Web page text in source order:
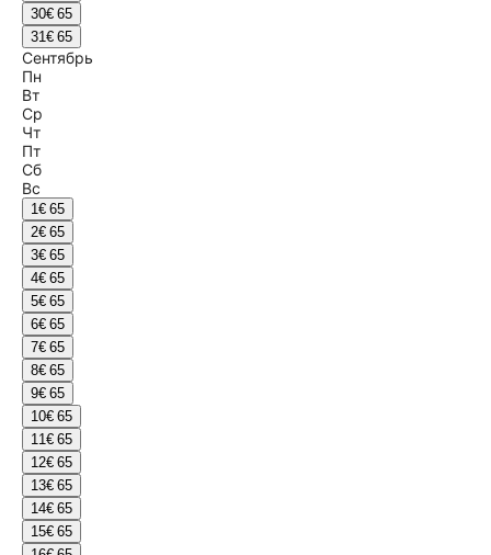
30€ 65
31€ 65
Сентябрь
Пн
Вт
Ср
Чт
Пт
Сб
Вс
1€ 65
2€ 65
3€ 65
4€ 65
5€ 65
6€ 65
7€ 65
8€ 65
9€ 65
10€ 65
11€ 65
12€ 65
13€ 65
14€ 65
15€ 65